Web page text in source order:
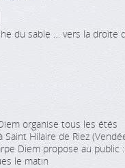
du sable … vers la droite
organise tous les étés
Hilaire de Riez
Diem propose au public :
le matin